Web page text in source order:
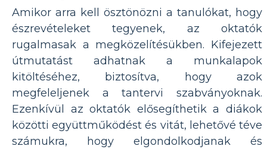
Amikor arra kell ösztönözni a tanulókat, hogy
észrevételeket tegyenek, az oktatók
rugalmasak a megközelítésükben. Kifejezett
útmutatást adhatnak a munkalapok
kitöltéséhez, biztosítva, hogy azok
megfeleljenek a tantervi szabványoknak.
Ezenkívül az oktatók elősegíthetik a diákok
közötti együttműködést és vitát, lehetővé téve
számukra, hogy elgondolkodjanak és